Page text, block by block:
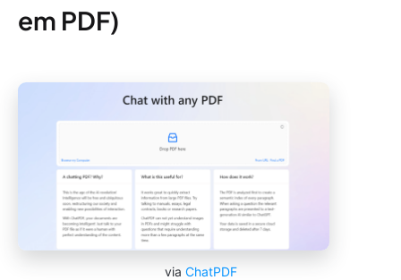
em PDF)
via ChatPDF